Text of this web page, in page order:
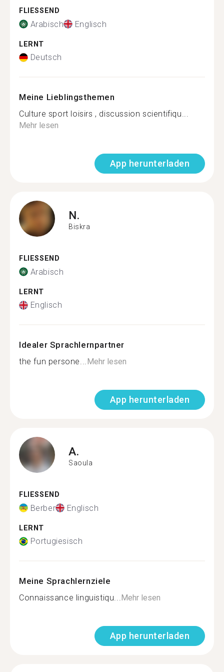
FLIESSEND
Arabisch Englisch
LERNT
Deutsch
Meine Lieblingsthemen
Culture sport loisirs , discussion scientifiqu...
Mehr lesen
App herunterladen
N.
Biskra
FLIESSEND
Arabisch
LERNT
Englisch
Idealer Sprachlernpartner
the fun persone...Mehr lesen
App herunterladen
A.
Saoula
FLIESSEND
Berber Englisch
LERNT
Portugiesisch
Meine Sprachlernziele
Connaissance linguistiqu...Mehr lesen
App herunterladen